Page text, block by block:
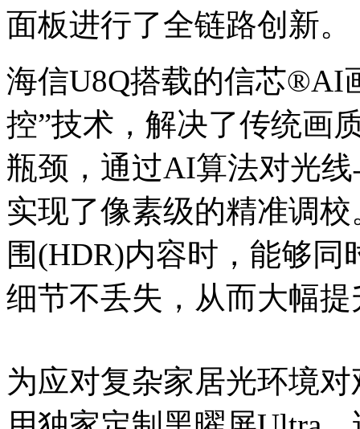
面板进行了全链路创新。
海信U8Q搭载的信芯®AI
控”技术，解决了传统画
瓶颈，通过AI算法对光
实现了像素级的精准调
围(HDR)内容时，能够
细节不丢失，从而大幅
为应对复杂家居光环境